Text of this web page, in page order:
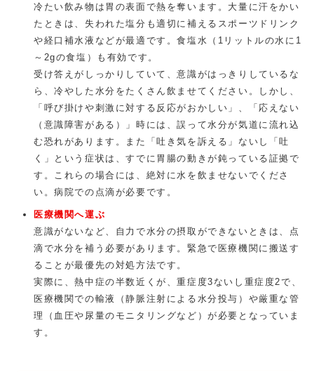
冷たい飲み物は胃の表面で熱を奪います。大量に汗をかい
たときは、失われた塩分も適切に補えるスポーツドリンク
や経口補水液などが最適です。食塩水（1リットルの水に1
～2gの食塩）も有効です。
受け答えがしっかりしていて、意識がはっきりしているな
ら、冷やした水分をたくさん飲ませてください。しかし、
「呼び掛けや刺激に対する反応がおかしい」、「応えない
（意識障害がある）」時には、誤って水分が気道に流れ込
む恐れがあります。また「吐き気を訴える」ないし「吐
く」という症状は、すでに胃腸の動きが鈍っている証拠で
す。これらの場合には、絶対に水を飲ませないでくださ
い。病院での点滴が必要です。
医療機関へ運ぶ
意識がないなど、自力で水分の摂取ができないときは、点
滴で水分を補う必要があります。緊急で医療機関に搬送す
ることが最優先の対処方法です。
実際に、熱中症の半数近くが、重症度3ないし重症度2で、
医療機関での輸液（静脈注射による水分投与）や厳重な管
理（血圧や尿量のモニタリングなど）が必要となっていま
す。